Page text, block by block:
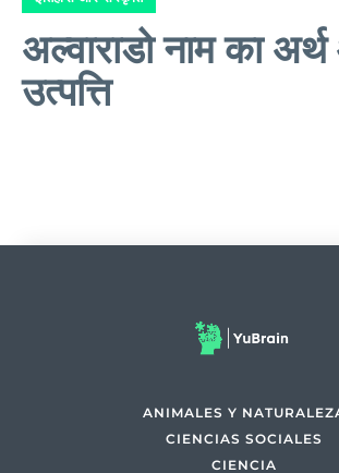
अल्वाराडो नाम का
उत्पत्ति
ANIMALES Y
CIENCIAS SOCIALES
CIENCIA